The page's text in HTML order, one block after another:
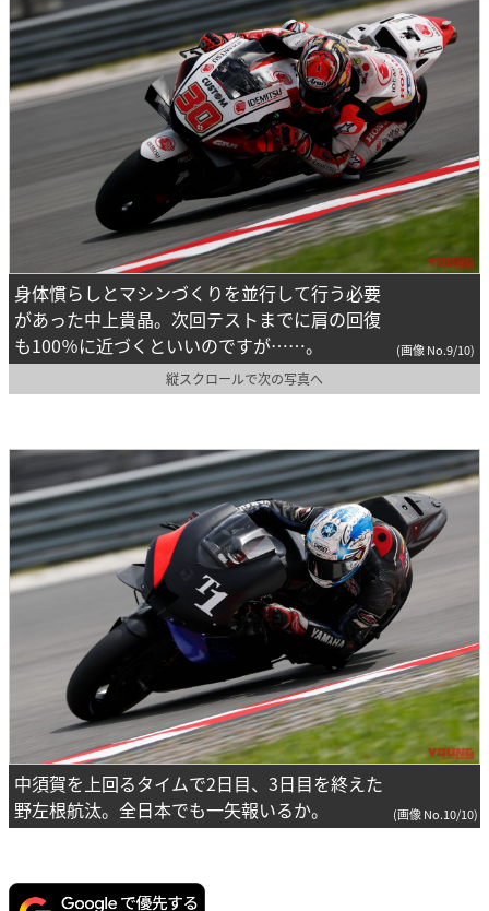
身体慣らしとマシンづくりを並行して行う必要
があった中上貴晶。次回テストまでに肩の回復
も100％に近づくといいのですが……。
(画像 No.9/10)
縦スクロールで次の写真へ
中須賀を上回るタイムで2日目、3日目を終えた
野左根航汰。全日本でも一矢報いるか。
(画像 No.10/10)